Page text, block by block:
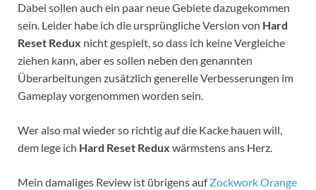
Dabei sollen auch ein paar neue Gebiete dazugekommen
sein. Leider habe ich die ursprüngliche Version von Hard
Reset Redux nicht gespielt, so dass ich keine Vergleiche
ziehen kann, aber es sollen neben den genannten
Überarbeitungen zusätzlich generelle Verbesserungen im
Gameplay vorgenommen worden sein.
Wer also mal wieder so richtig auf die Kacke hauen will,
dem lege ich Hard Reset Redux wärmstens ans Herz.
Mein damaliges Review ist übrigens aufZockwork Orange